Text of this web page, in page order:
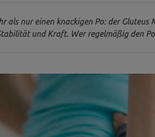
als nur einen knackigen Po: der Gluteus
und Kraft. Wer regelmäßig den